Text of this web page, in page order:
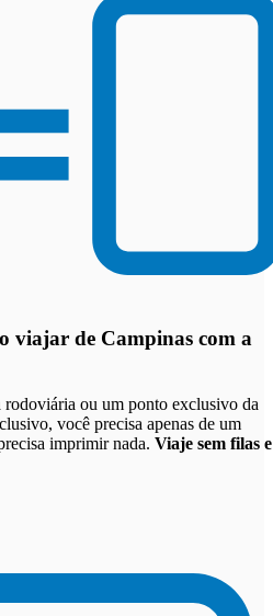
viajar de Campinas com a
rodoviária ou um ponto exclusivo da
você precisa apenas de um
imprimir nada. Viaje sem filas e